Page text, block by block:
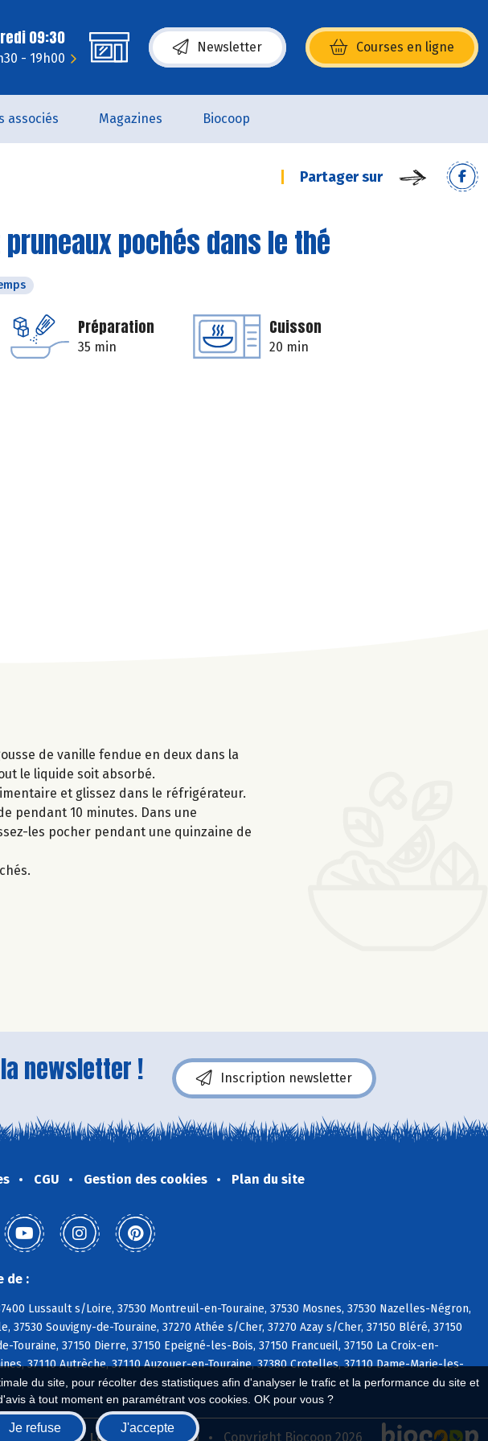
du site, pour récolter des statistiques afin d'analyser le trafic et la performance du site et
à tout moment en paramétrant vos cookies. OK pour vous ?
Je refuse J'accepte
09:30
- 19h00
Newsletter Courses en ligne
(s’ouvre dans une nouvelle fenêtre)
associés Magazines Biocoop
Partager sur
pochés dans le thé
Préparation
35 min
Cuisson
20 min
de vanille fendue en deux dans la
le liquide soit absorbé.
et glissez dans le réfrigérateur.
pendant 10 minutes. Dans une
les pocher pendant une quinzaine de
newsletter ! Inscription newsletter
CGU Gestion des cookies Plan du site
de :
Lussault s/Loire, 37530 Montreuil-en-Touraine, 37530 Mosnes, 37530 Nazelles-Négron,
37530 Souvigny-de-Touraine, 37270 Athée s/Cher, 37270 Azay s/Cher, 37150 Bléré, 37150
Touraine, 37150 Dierre, 37150 Epeigné-les-Bois, 37150 Francueil, 37150 La Croix-en-
37110 Autrèche, 37110 Auzouer-en-Touraine, 37380 Crotelles, 37110 Dame-Marie-les-
Biocoop.fr Le réseau Biocoop Copyright Biocoop 2026